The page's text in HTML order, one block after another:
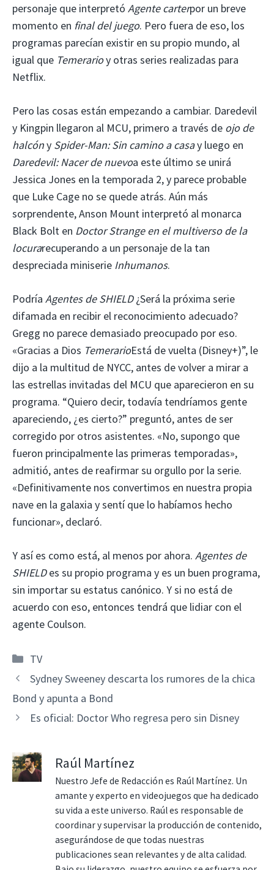
personaje que interpretó Agente carterpor un breve
momento en final del juego. Pero fuera de eso, los
programas parecían existir en su propio mundo, al
igual que Temerarioy otras series realizadas para
Netflix.
Pero las cosas están empezando a cambiar. Daredevil
y Kingpin llegaron al MCU, primero a través de ojo de
halcóny Spider-Man: Sin camino a casay luego en
Daredevil: Nacer de nuevoa este último se unirá
Jessica Jones en la temporada 2, y parece probable
que Luke Cage no se quede atrás. Aún más
sorprendente, Anson Mount interpretó al monarca
Black Bolt en Doctor Strange en el multiverso de la
locurarecuperando a un personaje de la tan
despreciada miniserie Inhumanos.
Podría Agentes de SHIELD¿Será la próxima serie
difamada en recibir el reconocimiento adecuado?
Gregg no parece demasiado preocupado por eso.
«Gracias a Dios TemerarioEstá de vuelta (Disney+)”, le
dijo a la multitud de NYCC, antes de volver a mirar a
las estrellas invitadas del MCU que aparecieron en su
programa. “Quiero decir, todavía tendríamos gente
apareciendo, ¿es cierto?” preguntó, antes de ser
corregido por otros asistentes. «No, supongo que
fueron principalmente las primeras temporadas»,
admitió, antes de reafirmar su orgullo por la serie.
«Definitivamente nos convertimos en nuestra propia
nave en la galaxia y sentí que lo habíamos hecho
funcionar», declaró.
Y así es como está, al menos por ahora. Agentes de
SHIELDes su propio programa y es un buen programa,
sin importar su estatus canónico. Y si no está de
acuerdo con eso, entonces tendrá que lidiar con el
agente Coulson.
Categorías
TV
Sydney Sweeney descarta los rumores de la chica
Bond y apunta a Bond
Es oficial: Doctor Who regresa pero sin Disney
Raúl Martínez
Nuestro Jefe de Redacción es Raúl Martínez. Un
amante y experto en videojuegos que ha dedicado
su vida a este universo. Raúl es responsable de
coordinar y supervisar la producción de contenido,
asegurándose de que todas nuestras
publicaciones sean relevantes y de alta calidad.